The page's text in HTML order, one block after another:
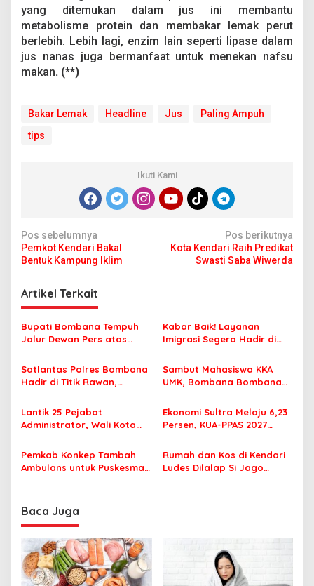
yang ditemukan dalam jus ini membantu
metabolisme protein dan membakar lemak perut
berlebih. Lebih lagi, enzim lain seperti lipase dalam
jus nanas juga bermanfaat untuk menekan nafsu
makan. (**)
Bakar Lemak Headline Jus
Paling Ampuh
tips
Ikuti Kami
N
a
i
g
a
i
o
s
Pos sebelumnya
Pemkot Kendari Bakal
Bentuk Kampung Iklim
Pos berikutnya
Kota Kendari Raih Predikat
Swasti Saba Wiwerda
Artikel Terkait
Bupati Bombana Tempuh
Jalur Dewan Pers atas
Korupsi Jembatan Cirauci II
Kabar Baik! Layanan
Imigrasi Segera Hadir di
Perlu Lagi ke Kendari
Satlantas Polres Bombana
Hadir di Titik Rawan,
Sekolah dengan Aman
Sambut Mahasiswa KKA
UMK, Bombana Bombana
Sasaran
Lantik 25 Pejabat
Administrator, Wali Kota
Berintegritas dan
Profesional Layani
Ekonomi Sultra Melaju 6,23
Persen, KUA-PPAS 2027
Pemkab Konkep Tambah
Ambulans untuk Puskesmas
Rumah dan Kos di Kendari
Ludes Dilalap Si Jago
Baca Juga